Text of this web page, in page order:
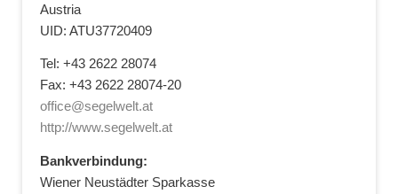
Austria
UID: ATU37720409
Tel: +43 2622 28074
Fax: +43 2622 28074-20
office@segelwelt.at
http://www.segelwelt.at
Bankverbindung:
Wiener Neustädter Sparkasse